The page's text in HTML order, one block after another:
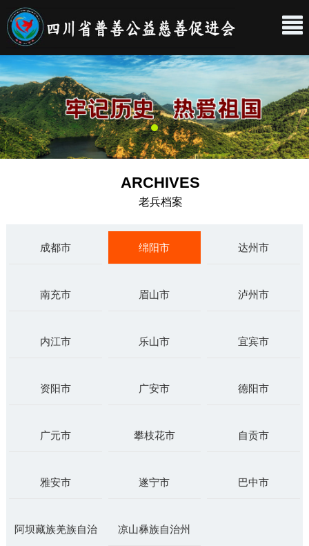
ARCHIVES
老兵档案
成都市 绵阳市 达州市
南充市 眉山市 泸州市
内江市 乐山市 宜宾市
资阳市 广安市 德阳市
广元市 攀枝花市 自贡市
雅安市 遂宁市 巴中市
阿坝藏族羌族自治 凉山彝族自治州